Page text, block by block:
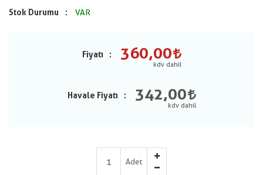
Stok Durumu
VAR
Fiyatı 360,00
Havale Fiyatı 342,00
Adet